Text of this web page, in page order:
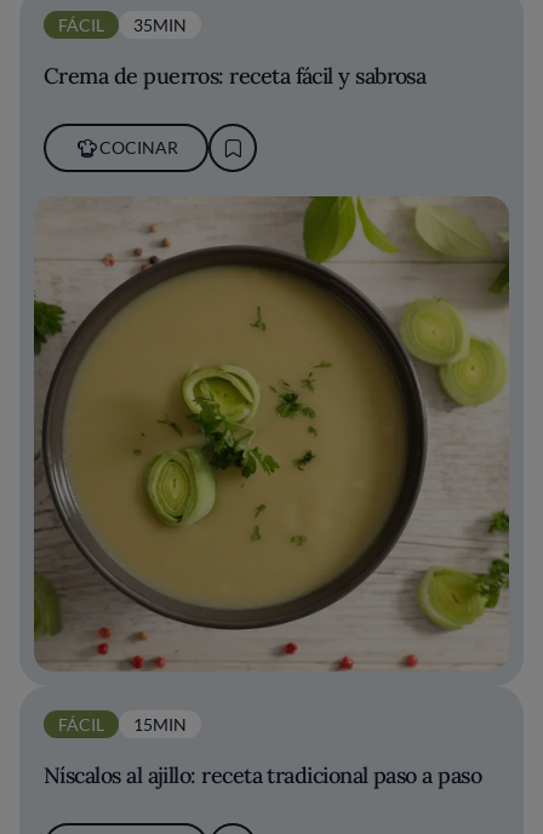
FÁCIL 35MIN
Crema de puerros: receta fácil y sabrosa
COCINAR
FÁCIL 15MIN
Níscalos al ajillo: receta tradicional paso a paso